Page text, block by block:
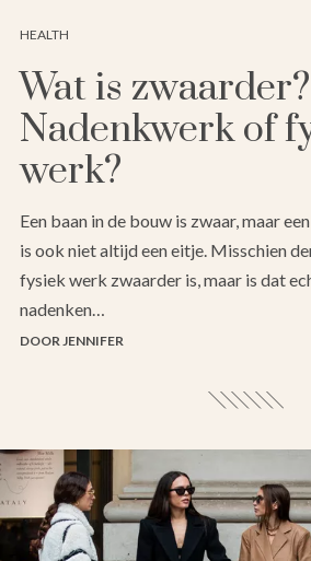
HEALTH
Wat is zwaarder?
Nadenkwerk of
werk?
Een baan in de bouw is zwaar, maar
is ook niet altijd een eitje. Misschien
fysiek werk zwaarder is, maar is dat
nadenken…
DOOR JENNIFER